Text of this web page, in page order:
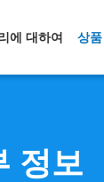
에 대하여 상품
정보